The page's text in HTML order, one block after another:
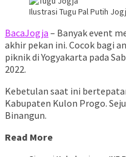
Ilustrasi Tugu Pal Putih
BacaJogja – Banyak event
akhir pekan ini. Cocok bagi
piknik di Yogyakarta pada
2022.
Kebetulan saat ini
Kabupaten Kulon Progo.
Binangun.
Read More